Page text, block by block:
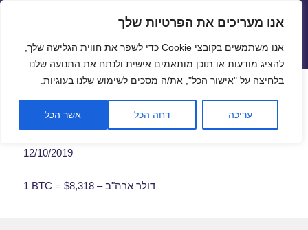
פתח
אנו מעריכים את הפרטיות שלך
אנו משתמשים בקובצי Cookie כדי לשפר את חווית הגלישה שלך,
להציג מודעות או תוכן מותאמים אישית ולנתח את התנועה שלנו.
בלחיצה על "אישור הכל", את/ה מסכים לשימוש שלנו בעוגיות.
עריכה דחה הכל אשר הכל
שערי חליפין יציגים – שער יציג
תפריטים
ווידג'טים
שער ביטקוין לתאריך 12/10/2019
12/10/2019
1 BTC = $8,318 – דולר ארה"ב